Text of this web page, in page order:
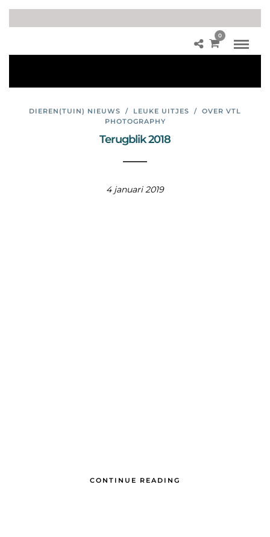
0
DIEREN(TUIN) NIEUWS / LEUKE UITJES / OVER VTL
PHOTOGRAPHY
Terugblik 2018
4 januari 2019
CONTINUE READING